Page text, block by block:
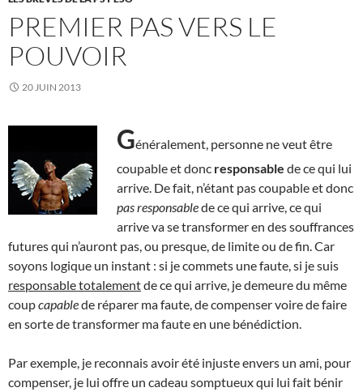
PREMIER PAS VERS LE
POUVOIR
20 JUIN 2013
Généralement, personne ne veut être
coupable et donc responsable de ce qui lui
arrive. De fait, n’étant pas coupable et donc
pas responsablede ce qui arrive, ce qui
arrive va se transformer en des souffrances
futures qui n’auront pas, ou presque, de limite ou de fin. Car
soyons logique un instant : si je commets une faute, si je suis
responsable totalementde ce qui arrive, je demeure du même
coupcapablede réparer ma faute, de compenser voire de faire
en sorte de transformer ma faute en une bénédiction.
Par exemple, je reconnais avoir été injuste envers un ami, pour
compenser, je lui offre un cadeau somptueux qui lui fait bénir